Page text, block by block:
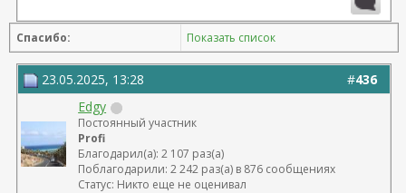
Спасибо: Показать список
#436
23.05.2025, 13:28
Edgy
Постоянный участник
Profi
Благодарил(а): 2 107 раз(а)
Поблагодарили: 2 242 раз(а) в 876 сообщениях
Статус: Никто еще не оценивал